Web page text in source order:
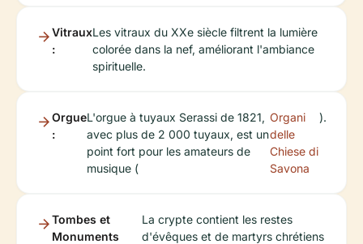
Vitraux
:
Les vitraux du XXe siècle filtrent la lumière
colorée dans la nef, améliorant l'ambiance
spirituelle.
Orgue
:
L'orgue à tuyaux Serassi de 1821,
avec plus de 2 000 tuyaux, est un
point fort pour les amateurs de
musique (
Organi
delle
Chiese di
Savona
).
Tombes et
Monuments
La crypte contient les restes
d'évêques et de martyrs chrétiens